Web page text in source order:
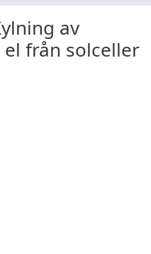
av
från solceller